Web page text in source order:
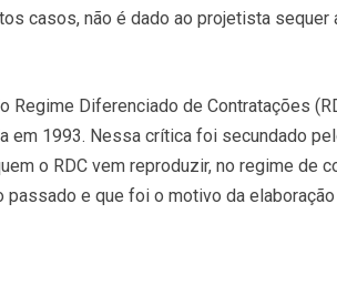
casos, não é dado ao projetista
Regime Diferenciado de Contratações
em 1993. Nessa crítica foi secundado
o RDC vem reproduzir, no regime de
e que foi o motivo da elaboração